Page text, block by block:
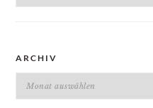
ARCHIV
Archiv